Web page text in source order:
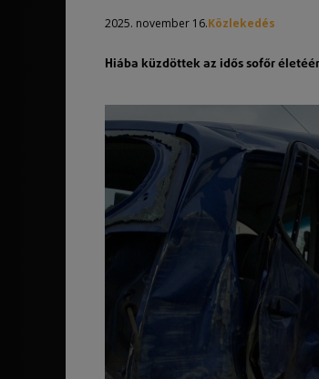
2025. november 16.Közlekedés
Hiába küzdöttek az idős sofőr